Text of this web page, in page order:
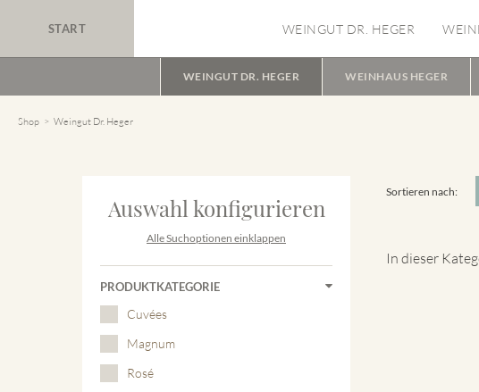
START WEINGUT DR. HEGER
WEINGUT DR. HEGER WEINHAUS HEGER
Shop Weingut Dr. Heger
Auswahl konfigurieren
Alle Suchoptionen einklappen
PRODUKTKATEGORIE
Cuvées
Magnum
Rosé
Sortieren nach:
In dieser